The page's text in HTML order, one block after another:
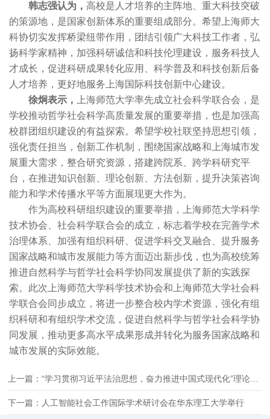
韩志强认为， 高校是人才培养的主阵地、重大科技突破
的策源地，是国家创新体系的重要组成部分。希望上海师大
科协切实发挥桥梁纽带作用，团结引领广大科技工作者，弘
扬科学家精神，加强科研诚信和科技伦理建设，服务科技人
才成长，促进科研成果转化应用、科学普及和科技创新后备
人才培养，更好地服务上海国际科技创新中心建设。
徐炯表示，
上海师范大学率先成立社会科学联合会，是
学校推动哲学社会科学高质量发展的重要举措，也是加强高
校群团组织建设的有益探索。希望学校社联坚持思想引领，
强化责任担当，创新工作机制，围绕国家战略和上海城市发
展重大需求，整合研究资源，搭建跨院系、跨学科研究平
台，在推进知识创新、理论创新、方法创新，提升决策咨询
能力和学术传播水平等方面展现更大作为。
作为高校科研组织建设的重要举措，上海师范大学科学
技术协会、社会科学联合会的成立，标志着学校在完善学术
治理体系、加强有组织科研、促进学科交叉融合、提升服务
国家战略和城市发展能力等方面迈出新步伐，也为高校统筹
推进自然科学与哲学社会科学协同发展提供了新的实践探
索。此次上海师范大学科学技术协会和上海师范大学社会科
学联合会同步成立，将进一步整合校内学术资源，强化有组
织科研和有组织学术交流，促进自然科学与哲学社会科学协
同发展，推动更多高水平成果形成并转化为服务国家战略和
城市发展的实际效能。
上一篇：“学习贯彻习近平法治思想，奋力推进中国式现代化”理论研讨会在沪召开
下一篇：人工智能社会工作国际学术研讨会在华东理工大学举行